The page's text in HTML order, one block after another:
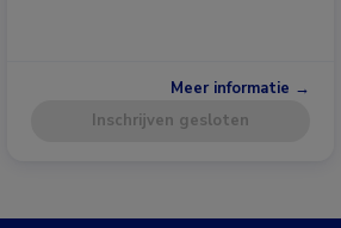
Meer informatie →
Inschrijven gesloten